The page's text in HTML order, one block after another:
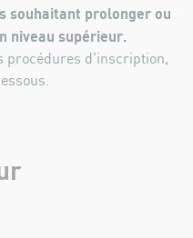
souhaitant prolonger ou
niveau supérieur.
procédures d'inscription,